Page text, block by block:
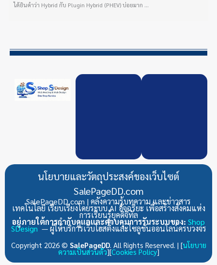
ได้ยินคำว่า Hybrid กับ Plugin Hybrid (PHEV) บ่อยมาก ...
นโยบายและวัตถุประสงค์ของเว็บไซต์
SalePageDD.com
SalePageDD.com | คลังความรู้บทความ และข่าวสาร
เทคโนโลยี เรียบเรียงโดยระบบ AI อัจฉริยะ เพื่อสร้างสังคมแห่ง
การเรียนรู้ยุคดิจิทัล
อยู่ภายใต้การกำกับดูแลและควบคุมการรันระบบของ: Shop
SDesign — ผู้ให้บริการเว็บโฮสติ้งและโซลูชันออนไลน์ครบวงจร
Copyright 2026 © SalePageDD. All Rights Reserved. | [นโยบาย
ความเป็นส่วนตัว][Cookies Policy]